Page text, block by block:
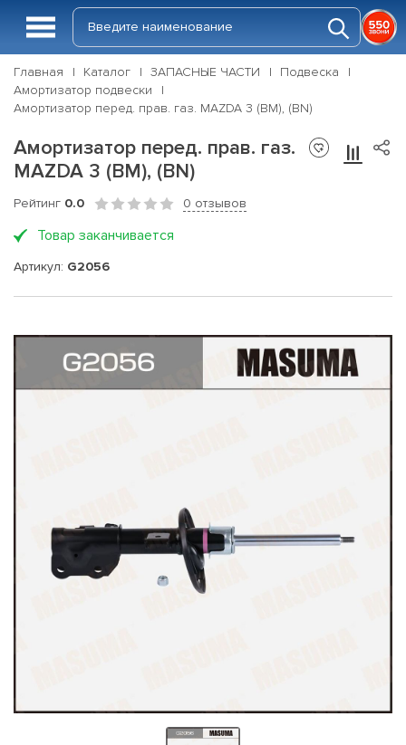
Главная Каталог ЗАПАСНЫЕ ЧАСТИ
Подвеска
Амортизатор подвески
Амортизатор перед. прав. газ. MAZDA 3 (BM), (BN)
Амортизатор перед. прав. газ.
MAZDA 3 (BM), (BN)
Рейтинг 0.0 0 отзывов
Товар заканчивается
Артикул: G2056